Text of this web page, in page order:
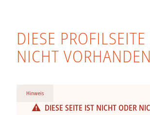
DIESE
NICHT VORHANDEN
Hinweis
DIESE SEITE IST NICHT ODER